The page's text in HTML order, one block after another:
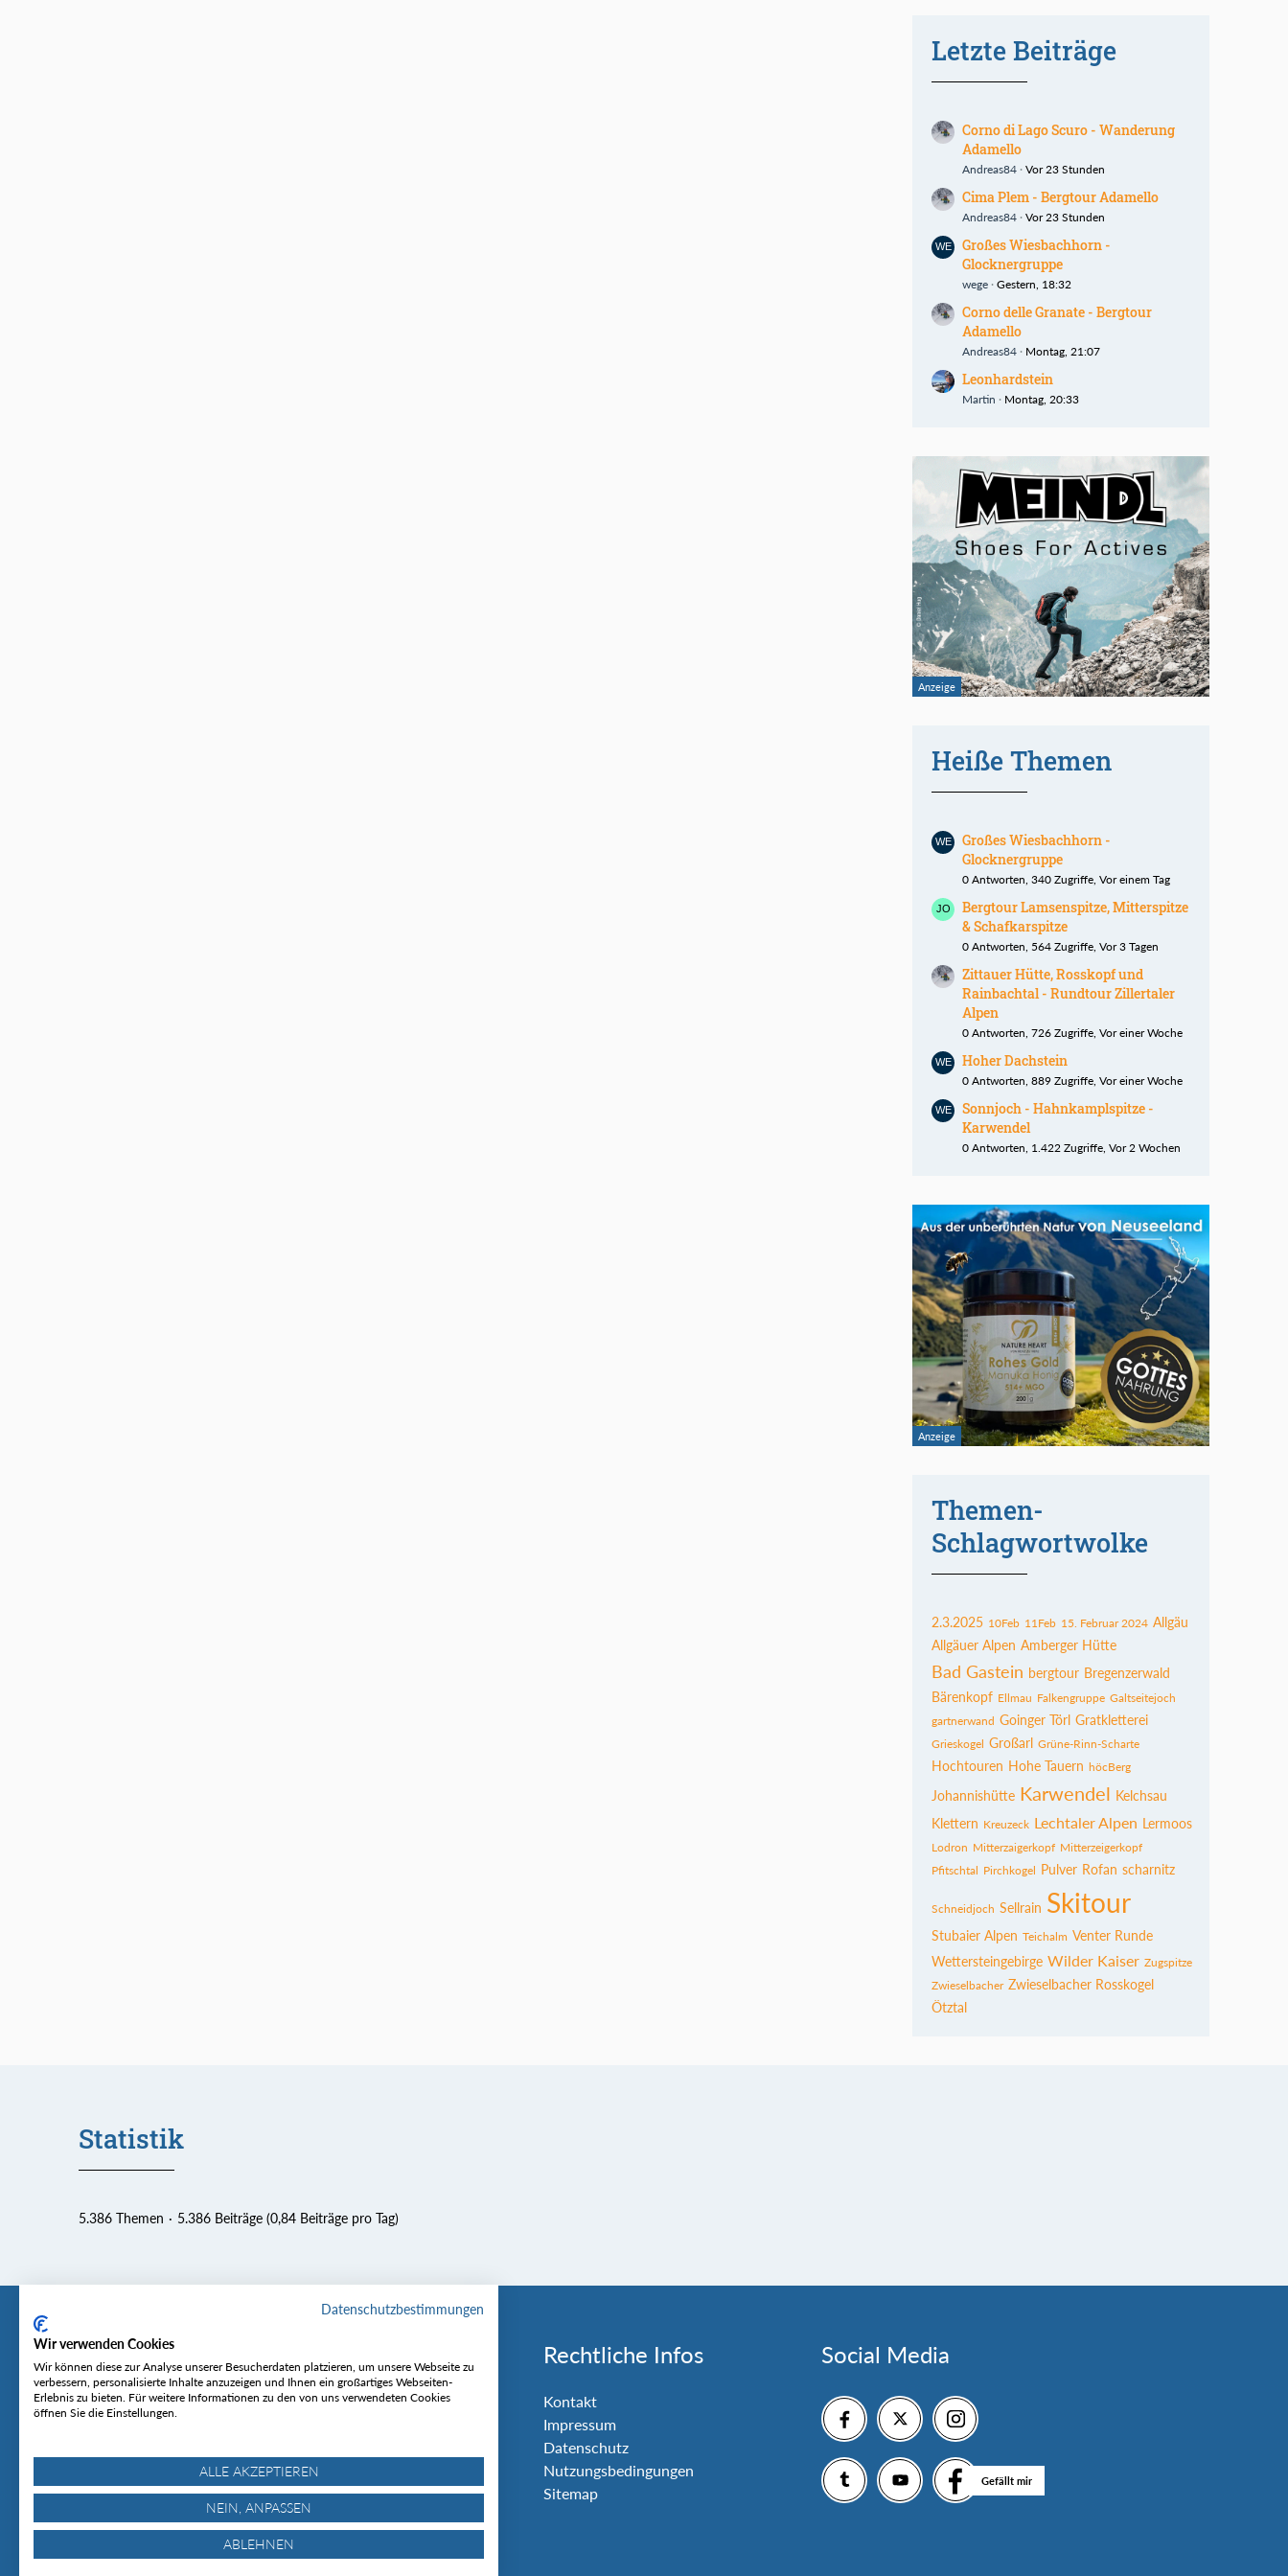
Letzte Beiträge
Corno di Lago Scuro - Wanderung
Adamello
Andreas84 Vor 23 Stunden
Cima Plem - Bergtour Adamello
Andreas84 Vor 23 Stunden
Großes Wiesbachhorn -
Glocknergruppe
wege Gestern, 18:32
Corno delle Granate - Bergtour
Adamello
Andreas84 Montag, 21:07
Leonhardstein
Martin Montag, 20:33
Heiße Themen
Großes Wiesbachhorn -
Glocknergruppe
0 Antworten, 340 Zugriffe, Vor einem Tag
Bergtour Lamsenspitze, Mitterspitze
& Schafkarspitze
0 Antworten, 564 Zugriffe, Vor 3 Tagen
Zittauer Hütte, Rosskopf und
Rainbachtal - Rundtour Zillertaler
Alpen
0 Antworten, 726 Zugriffe, Vor einer Woche
Hoher Dachstein
0 Antworten, 889 Zugriffe, Vor einer Woche
Sonnjoch - Hahnkamplspitze -
Karwendel
0 Antworten, 1.422 Zugriffe, Vor 2 Wochen
Themen-
Schlagwortwolke
2.3.2025 10Feb 11Feb 15. Februar 2024 Allgäu
Allgäuer Alpen Amberger Hütte
Bad Gastein bergtour Bregenzerwald
Bärenkopf Ellmau Falkengruppe Galtseitejoch
gartnerwand Goinger Törl Gratkletterei
Grieskogel Großarl Grüne-Rinn-Scharte
Hochtouren Hohe Tauern höcBerg
Johannishütte Karwendel Kelchsau
Klettern Kreuzeck Lechtaler Alpen Lermoos
Lodron Mitterzaigerkopf Mitterzeigerkopf
Pfitschtal Pirchkogel Pulver Rofan scharnitz
Schneidjoch Sellrain Skitour
Stubaier Alpen Teichalm Venter Runde
Wettersteingebirge Wilder Kaiser Zugspitze
Zwieselbacher Zwieselbacher Rosskogel
Ötztal
Statistik
5.386 Themen 5.386 Beiträge (0,84 Beiträge pro Tag)
Tourentipp
Über uns
Wetter & Lawinenlage
Rechtliche Infos
Kontakt
Impressum
Datenschutz
Nutzungsbedingungen
Sitemap
Social Media
Gefällt mir
© Tourentipp.com 2025
Datenschutzbestimmungen
Wir verwenden Cookies
Wir können diese zur Analyse unserer Besucherdaten platzieren, um unsere Webseite zu
verbessern, personalisierte Inhalte anzuzeigen und Ihnen ein großartiges Webseiten-
Erlebnis zu bieten. Für weitere Informationen zu den von uns verwendeten Cookies
öffnen Sie die Einstellungen.
ALLE AKZEPTIEREN
NEIN, ANPASSEN
ABLEHNEN